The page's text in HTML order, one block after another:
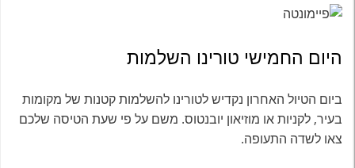
היום החמישי טורינו השלמות
ביום הטיול האחרון נקדיש לטורינו להשלמות קטנות של מקומות
בעיר, לקניות או מוזיאון יובנטוס. משם על פי שעת הטיסה שלכם
צאו לשדה התעופה.